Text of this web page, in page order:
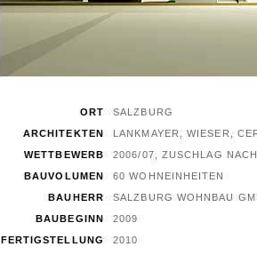
ORT
ARCHITEKTEN
WETTBEWERB
BAUVOLUMEN
BAUHERR
BAUBEGINN
FERTIGSTELLUNG
SALZBURG
LANKMAYER, WIESER,
2006/07, ZUSCHLAG
60 WOHNEINHEITEN
SALZBURG WOHNBAU
2009
2010